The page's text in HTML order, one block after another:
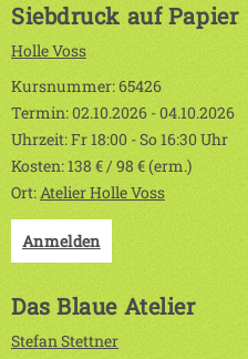
Siebdruck auf Papier
Holle Voss
Kursnummer: 65426
Termin: 02.10.2026 - 04.10.2026
Uhrzeit: Fr 18:00 - So 16:30 Uhr
Kosten: 138 € / 98 € (erm.)
Ort:Atelier Holle Voss
Anmelden
Das Blaue Atelier
Stefan Stettner